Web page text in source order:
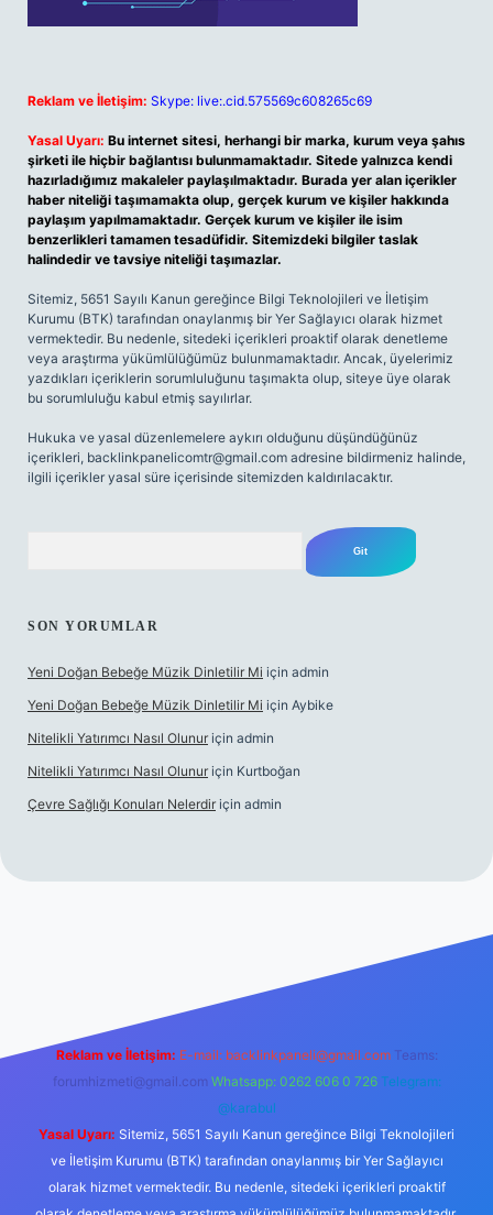
Reklam ve İletişim: Skype: live:.cid.575569c608265c69
Yasal Uyarı: Bu internet sitesi, herhangi bir marka, kurum veya şahıs
şirketi ile hiçbir bağlantısı bulunmamaktadır. Sitede yalnızca kendi
hazırladığımız makaleler paylaşılmaktadır. Burada yer alan içerikler
haber niteliği taşımamakta olup, gerçek kurum ve kişiler hakkında
paylaşım yapılmamaktadır. Gerçek kurum ve kişiler ile isim
benzerlikleri tamamen tesadüfidir. Sitemizdeki bilgiler taslak
halindedir ve tavsiye niteliği taşımazlar.
Sitemiz, 5651 Sayılı Kanun gereğince Bilgi Teknolojileri ve İletişim
Kurumu (BTK) tarafından onaylanmış bir Yer Sağlayıcı olarak hizmet
vermektedir. Bu nedenle, sitedeki içerikleri proaktif olarak denetleme
veya araştırma yükümlülüğümüz bulunmamaktadır. Ancak, üyelerimiz
yazdıkları içeriklerin sorumluluğunu taşımakta olup, siteye üye olarak
bu sorumluluğu kabul etmiş sayılırlar.
Hukuka ve yasal düzenlemelere aykırı olduğunu düşündüğünüz
içerikleri, backlinkpanelicomtr@gmail.com adresine bildirmeniz halinde,
ilgili içerikler yasal süre içerisinde sitemizden kaldırılacaktır.
SON YORUMLAR
Yeni Doğan Bebeğe Müzik Dinletilir Mi için admin
Yeni Doğan Bebeğe Müzik Dinletilir Mi için Aybike
Nitelikli Yatırımcı Nasıl Olunur için admin
Nitelikli Yatırımcı Nasıl Olunur için Kurtboğan
Çevre Sağlığı Konuları Nelerdir için admin
Reklam ve İletişim: E-mail: backlinkpaneli@gmail.com Teams:
forumhizmeti@gmail.com Whatsapp: 0262 606 0 726 Telegram:
@karabul
Yasal Uyarı: Sitemiz, 5651 Sayılı Kanun gereğince Bilgi Teknolojileri
ve İletişim Kurumu (BTK) tarafından onaylanmış bir Yer Sağlayıcı
olarak hizmet vermektedir. Bu nedenle, sitedeki içerikleri proaktif